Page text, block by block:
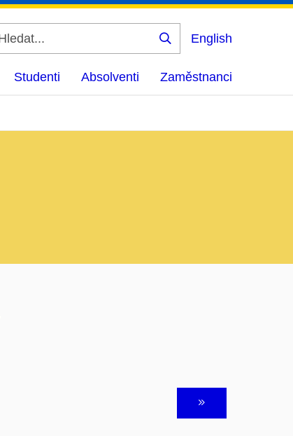
Vyhledat
English
Studenti Absolventi Zaměstnanci